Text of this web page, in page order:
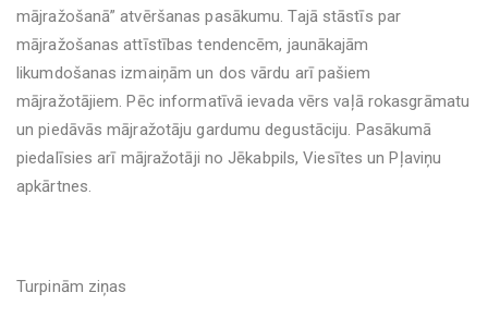
mājražošanā” atvēršanas pasākumu. Tajā stāstīs par
mājražošanas attīstības tendencēm, jaunākajām
likumdošanas izmaiņām un dos vārdu arī pašiem
mājražotājiem. Pēc informatīvā ievada vērs vaļā rokasgrāmatu
un piedāvās mājražotāju gardumu degustāciju. Pasākumā
piedalīsies arī mājražotāji no Jēkabpils, Viesītes un Pļaviņu
apkārtnes.
Turpinām ziņas